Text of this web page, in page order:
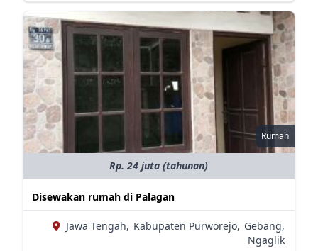
Rumah
Rp. 24 juta (tahunan)
Disewakan rumah di Palagan
Jawa Tengah, Kabupaten Purworejo, Gebang,
Ngaglik